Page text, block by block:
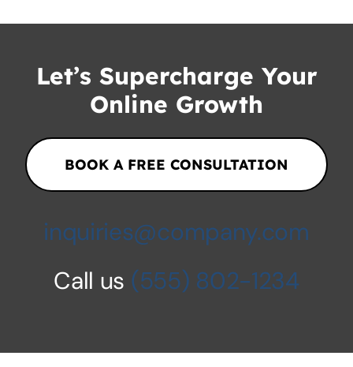
Let’s Supercharge Your
Online Growth
BOOK A FREE CONSULTATION
inquiries@company.com
Call us (555) 802-1234